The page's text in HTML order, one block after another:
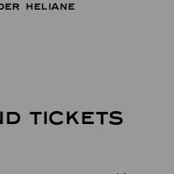
HELIANE
TICKETS